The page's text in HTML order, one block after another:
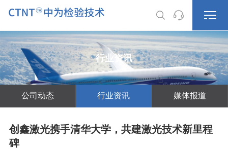
行业资讯
公司动态 行业资讯 媒体报道
创鑫激光携手清华大学，共建激光技术新里程
碑